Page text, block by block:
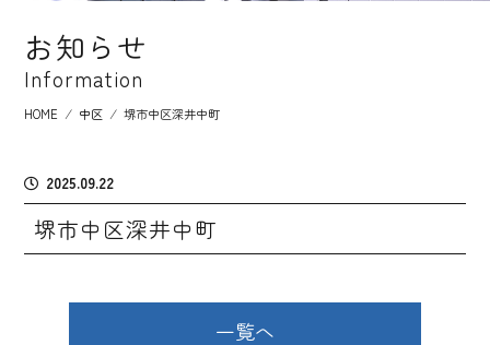
お知らせ
Information
HOME ⁄ 中区 ⁄ 堺市中区深井中町
2025.09.22
堺市中区深井中町
一覧へ